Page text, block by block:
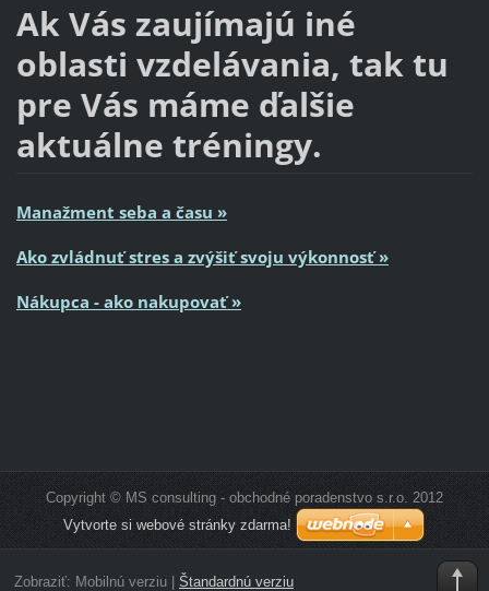
Ak Vás zaujímajú iné
oblasti vzdelávania, tak tu
pre Vás máme ďalšie
aktuálne tréningy.
Manažment seba a času »
Ako zvládnuť stres a zvýšiť svoju výkonnosť »
Nákupca - ako nakupovať»
Copyright © MS consulting - obchodné poradenstvo s.r.o. 2012
Vytvorte si webové stránky zdarma!
Zobraziť: Mobilnú verziu| Štandardnú verziu